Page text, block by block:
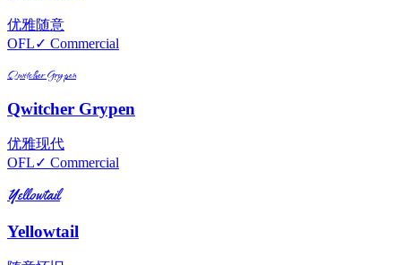
优雅随意
OFL✓ Commercial
Qwitcher Grypen
Qwitcher Grypen
优雅现代
OFL✓ Commercial
Yellowtail
Yellowtail